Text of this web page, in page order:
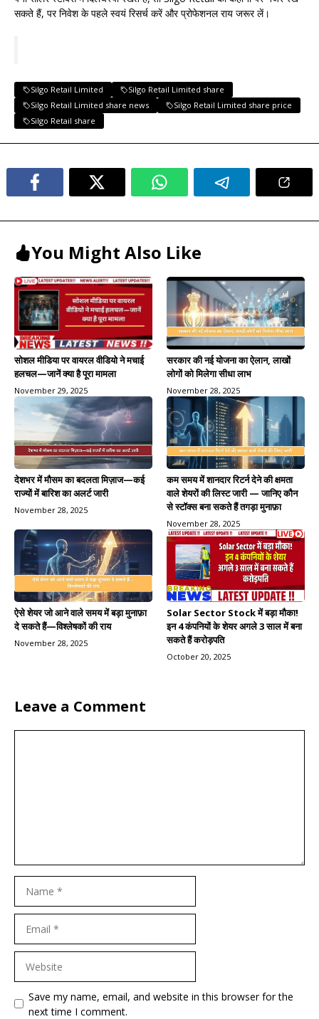
सकते हैं, पर निवेश के पहले स्वयं रिसर्च करें और प्रोफेशनल राय जरूर लें।
Silgo Retail Limited
Silgo Retail Limited share
Silgo Retail Limited share news
Silgo Retail Limited share price
Silgo Retail share
You Might Also Like
सोशल मीडिया पर वायरल वीडियो ने मचाई
हलचल—जानें क्या है पूरा मामला
November 29, 2025
सरकार की नई योजना का ऐलान, लाखों
लोगों को मिलेगा सीधा लाभ
November 28, 2025
देशभर में मौसम का बदलता मिज़ाज—कई
राज्यों में बारिश का अलर्ट जारी
November 28, 2025
कम समय में शानदार रिटर्न देने की क्षमता
वाले शेयरों की लिस्ट जारी — जानिए कौन
से स्टॉक्स बना सकते हैं तगड़ा मुनाफ़ा
November 28, 2025
ऐसे शेयर जो आने वाले समय में बड़ा मुनाफ़ा
दे सकते हैं—विश्लेषकों की राय
November 28, 2025
Solar Sector Stock में बड़ा मौका!
इन 4 कंपनियों के शेयर अगले 3 साल में बना
सकते हैं करोड़पति
October 20, 2025
Leave a Comment
Save my name, email, and website in this browser for the
next time I comment.